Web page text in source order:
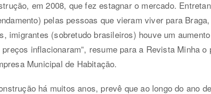
em 2008, que fez estagnar o mercado.
pelas pessoas que vieram viver para
imigrantes (sobretudo brasileiros) houve um
inflacionaram”, resume para a Revista Minha o
Municipal de Habitação.
há muitos anos, prevê que ao longo do ano